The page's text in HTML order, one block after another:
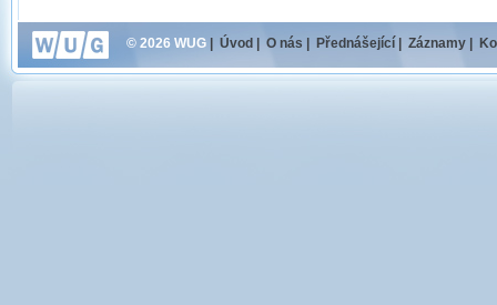
© 2026 WUG Úvod O nás Přednášející Záznamy